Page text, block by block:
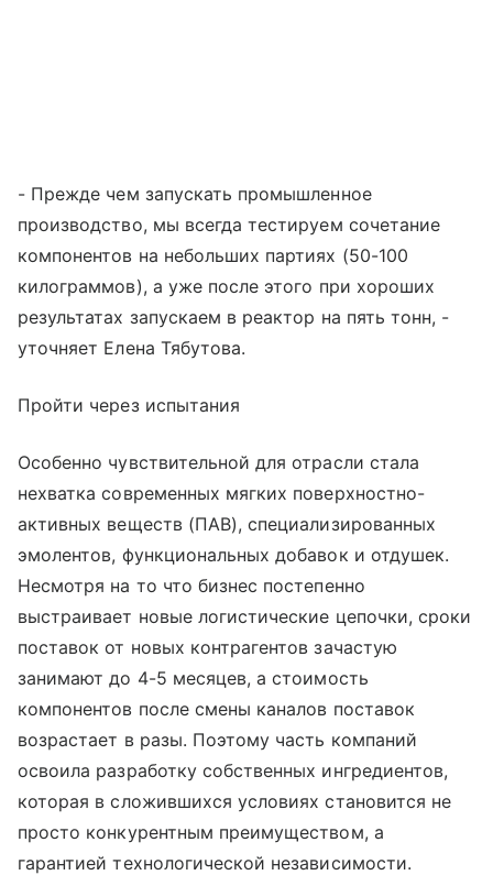
- Прежде чем запускать промышленное
производство, мы всегда тестируем сочетание
компонентов на небольших партиях (50-100
килограммов), а уже после этого при хороших
результатах запускаем в реактор на пять тонн, -
уточняет Елена Тябутова.
Пройти через испытания
Особенно чувствительной для отрасли стала
нехватка современных мягких поверхностно-
активных веществ (ПАВ), специализированных
эмолентов, функциональных добавок и отдушек.
Несмотря на то что бизнес постепенно
выстраивает новые логистические цепочки, сроки
поставок от новых контрагентов зачастую
занимают до 4-5 месяцев, а стоимость
компонентов после смены каналов поставок
возрастает в разы. Поэтому часть компаний
освоила разработку собственных ингредиентов,
которая в сложившихся условиях становится не
просто конкурентным преимуществом, а
гарантией технологической независимости.